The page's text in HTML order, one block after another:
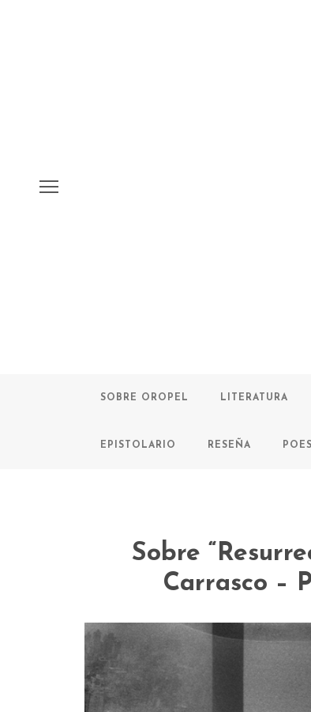
SOBRE OROPEL LITERATURA
EPISTOLARIO RESEÑA
Sobre
Carrasco –